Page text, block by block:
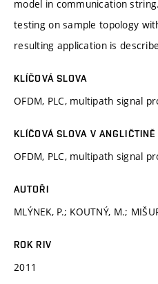
model in communication
testing on sample topology
resulting application is
KLÍČOVÁ SLOVA
OFDM, PLC, multipath signal
KLÍČOVÁ SLOVA V ANGLIČTINĚ
OFDM, PLC, multipath signal
AUTOŘI
MLÝNEK, P.; KOUTNÝ, M.;
ROK RIV
2011